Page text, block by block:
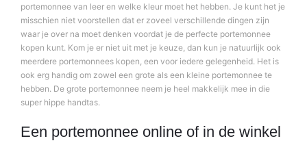
portemonnee van leer en welke kleur moet het hebben. Je kunt het je
misschien niet voorstellen dat er zoveel verschillende dingen zijn
waar je over na moet denken voordat je de perfecte portemonnee
kopen kunt. Kom je er niet uit met je keuze, dan kun je natuurlijk ook
meerdere portemonnees kopen, een voor iedere gelegenheid. Het is
ook erg handig om zowel een grote als een kleine portemonnee te
hebben. De grote portemonnee neem je heel makkelijk mee in die
super hippe handtas.
Een portemonnee online of in de winkel